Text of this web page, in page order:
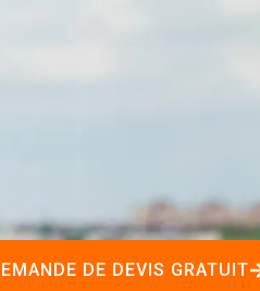
DE DEVIS GRATUIT